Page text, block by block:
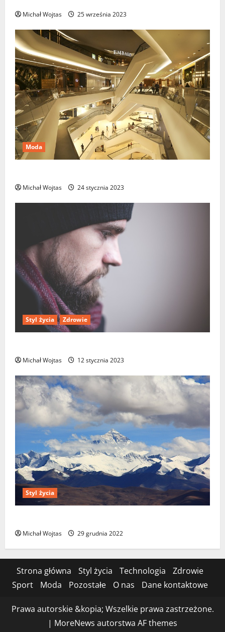
Michał Wojtas 25 września 2023
Moda
Michał Wojtas 24 stycznia 2023
Styl życia Zdrowie
Michał Wojtas 12 stycznia 2023
Styl życia
Michał Wojtas 29 grudnia 2022
Strona główna Styl życia Technologia
Zdrowie
Sport
Moda Pozostałe O nas Dane kontaktowe
Prawa autorskie &kopia; Wszelkie prawa zastrzeżone.
| MoreNews autorstwa AF themes